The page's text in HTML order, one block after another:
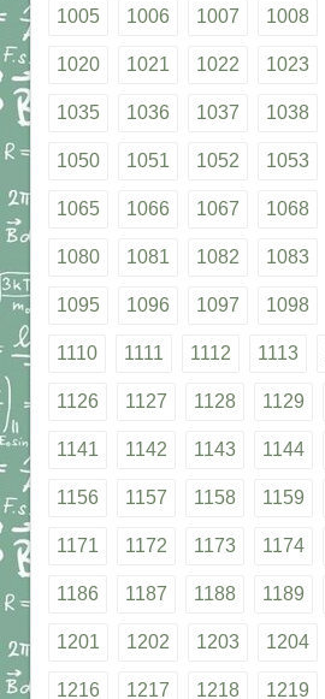
1005 1006 1007 1008
1020 1021 1022 1023
1035 1036 1037 1038
1050 1051 1052 1053
1065 1066 1067 1068
1080 1081 1082 1083
1095 1096 1097 1098
1110 1111 1112 1113
1126 1127 1128 1129
1141 1142 1143 1144
1156 1157 1158 1159
1171 1172 1173 1174
1186 1187 1188 1189
1201 1202 1203 1204
1216 1217 1218 1219